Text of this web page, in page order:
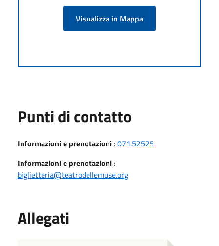
Visualizza in Mappa
Punti di contatto
Informazioni e prenotazioni :071.52525
Informazioni e prenotazioni :
biglietteria@teatrodellemuse.org
Allegati